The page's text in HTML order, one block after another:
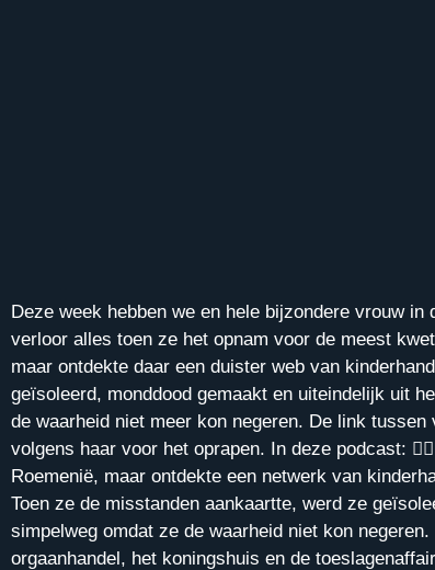
Deze week hebben we en hele bijzondere vrouw
verloor alles toen ze het opnam voor de meest
maar ontdekte daar een duister web van
geïsoleerd, monddood gemaakt en uiteindelijk uit
de waarheid niet meer kon negeren. De link
volgens haar voor het oprapen. In deze podcast:
Roemenië, maar ontdekte een netwerk van
Toen ze de misstanden aankaartte, werd ze
simpelweg omdat ze de waarheid niet kon
orgaanhandel, het koningshuis en de